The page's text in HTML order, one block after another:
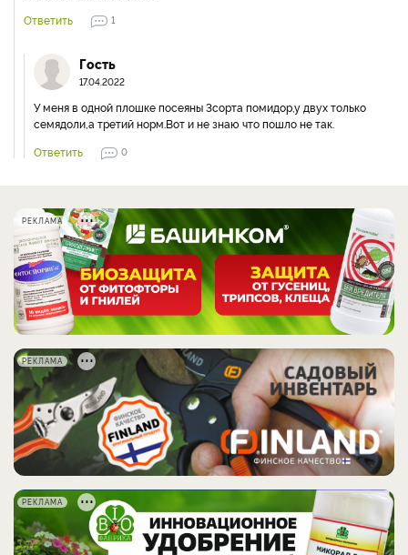
Ответить
1
Гость
17.04.2022
У меня в одной плошке посеяны 3сорта помидор,у двух только
семядоли,а третий норм.Вот и не знаю что пошло не так.
Ответить
0
РЕКЛАМА
РЕКЛАМА
РЕКЛАМА